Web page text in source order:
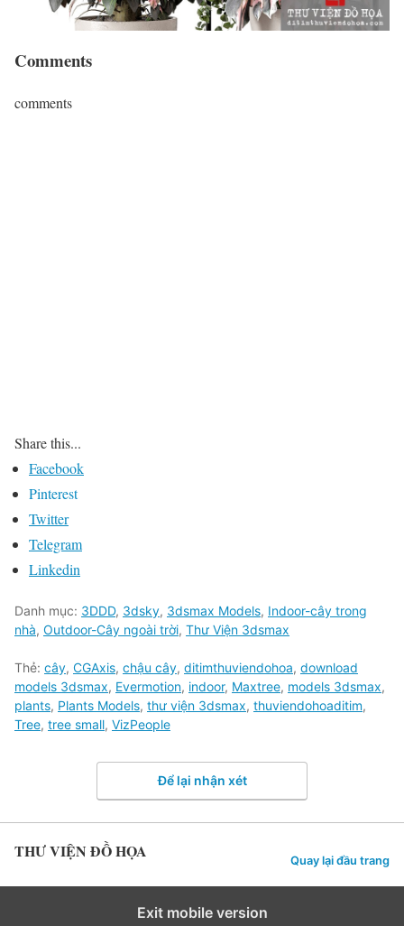
Comments
comments
Share this...
Facebook
Pinterest
Twitter
Telegram
Linkedin
Danh mục: 3DDD, 3dsky, 3dsmax Models, Indoor-cây trong
nhà, Outdoor-Cây ngoài trời, Thư Viện 3dsmax
Thẻ: cây, CGAxis, chậu cây, ditimthuviendohoa, download
models 3dsmax, Evermotion, indoor, Maxtree, models 3dsmax,
plants, Plants Models, thư viện 3dsmax, thuviendohoaditim,
Tree, tree small, VizPeople
Để lại nhận xét
THƯ VIỆN ĐỒ HỌA Quay lại đầu trang
Exit mobile version